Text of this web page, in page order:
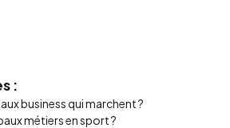
:
business qui marchent ?
métiers en sport ?